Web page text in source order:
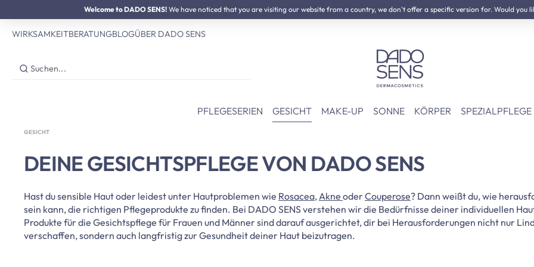
Hauptinhalt springen
Zur Hauptnavigation springen
Welcome to DADO SENS! We have noticed that you are visiting our website from a country, we don't offer a specific version for. Would you
SUMMER SALE:Bis zu 50% Preisvorteil
WIRKSAMKEITBERATUNGBLOGÜBER DADO SENS
PFLEGESERIEN GESICHT MAKE-UP SONNE KÖRPER SPEZIALPFLEGE
GESICHT
DEINE GESICHTSPFLEGE VON DADO SENS
Hast du sensible Haut oder leidest unter Hautproblemen wie Rosacea,Akne oderCouperose? Dann weißt du, wie
sein kann, die richtigen Pflegeprodukte zu finden. Bei DADO SENS verstehen wir die Bedürfnisse deiner individuellen
Produkte für die Gesichtspflege für Frauen und Männer sind darauf ausgerichtet, dir bei Herausforderungen nicht nur
verschaffen, sondern auch langfristig zur Gesundheit deiner Haut beizutragen.